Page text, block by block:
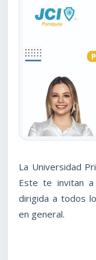
La Universidad
Este te invitan a
dirigida a todos
en general.